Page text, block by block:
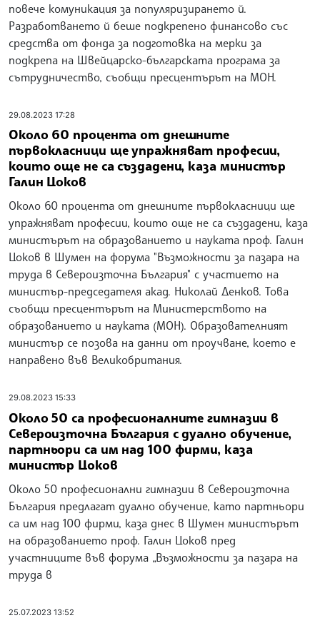
повече комуникация за популяризирането й.
Разработването й беше подкрепено финансово със
средства от фонда за подготовка на мерки за
подкрепа на Швейцарско-българската програма за
сътрудничество, съобщи пресцентърът на МОН.
29.08.2023 17:28
Около 60 процента от днешните
първокласници ще упражняват професии,
които още не са създадени, каза министър
Галин Цоков
Около 60 процента от днешните първокласници ще
упражняват професии, които още не са създадени, каза
министърът на образованието и науката проф. Галин
Цоков в Шумен на форума "Възможности за пазара на
труда в Североизточна България" с участието на
министър-председателя акад. Николай Денков. Това
съобщи пресцентърът на Министерството на
образованието и науката (МОН). Образователният
министър се позова на данни от проучване, което е
направено във Великобритания.
29.08.2023 15:33
Около 50 са професионалните гимназии в
Североизточна България с дуално обучение,
партньори са им над 100 фирми, каза
министър Цоков
Около 50 професионални гимназии в Североизточна
България предлагат дуално обучение, като партньори
са им над 100 фирми, каза днес в Шумен министърът
на образованието проф. Галин Цоков пред
участниците във форума „Възможности за пазара на
труда в
25.07.2023 13:52